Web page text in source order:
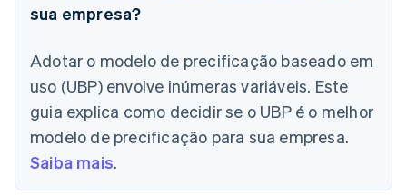
sua empresa?
Adotar o modelo de precificação baseado em
uso (UBP) envolve inúmeras variáveis. Este
guia explica como decidir se o UBP é o melhor
modelo de precificação para sua empresa.
Saiba mais.